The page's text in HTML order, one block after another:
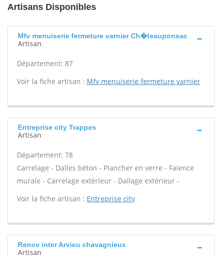
Artisans Disponibles
Mfv menuiserie fermeture varnier Ch�teauponsac
Artisan
Département: 87
Voir la fiche artisan : Mfv menuiserie fermeture varnier
Entreprise city Trappes
Artisan
Département: 78
Carrelage - Dalles béton - Plancher en verre - Faïence
murale - Carrelage extérieur - Dallage extérieur -
Voir la fiche artisan : Entreprise city
Renov inter Arvieu chavagnieux
Artisan